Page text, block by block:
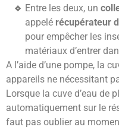
Entre les deux, un
appelé récupérateur
pour empêcher les
matériaux d’entrer
A l’aide d’une pompe, la
appareils ne nécessitant
Lorsque la cuve d’eau de
automatiquement sur le
faut pas oublier au